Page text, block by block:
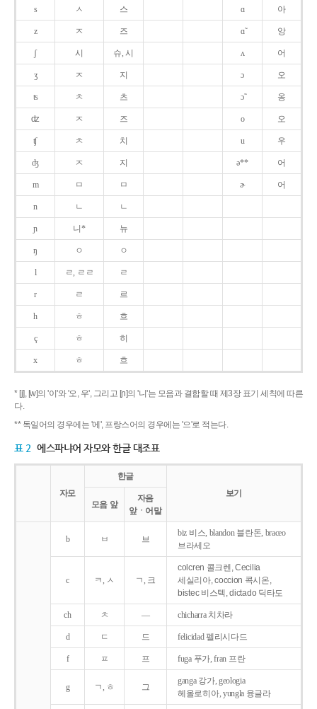
s ㅅ 스 ɑ 아
z ㅈ 즈 ɑ̃ 앙
ʃ 시 슈, 시 ʌ 어
ʒ ㅈ 지 ɔ 오
ʦ ㅊ 츠 ɔ̃ 옹
ʣ ㅈ 즈 o 오
ʧ ㅊ 치 u 우
ʤ ㅈ 지 ə** 어
m ㅁ ㅁ ɚ 어
n ㄴ ㄴ
ɲ 니* 뉴
ŋ ㅇ ㅇ
l ㄹ, ㄹㄹ ㄹ
r ㄹ 르
h ㅎ 흐
ç ㅎ 히
x ㅎ 흐
* [j], [w]의 '이'와 '오, 우', 그리고 [ɲ]의 '니'는 모음과 결합할 때 제3장 표기 세칙에 따른
다.
** 독일어의 경우에는 '에', 프랑스어의 경우에는 '으'로 적는다.
표 2 에스파냐어 자모와 한글 대조표
자모
한글
보기
모음 앞
자음
앞ㆍ어말
b ㅂ 브
biz 비스, blandon 블란돈, braceo
브라세오
c ㅋ, ㅅ ㄱ, 크
colcren 콜크렌, Cecilia
세실리아, coccion 콕시온,
bistec 비스텍, dictado 딕타도
ch ㅊ ― chicharra 치차라
d ㄷ 드 felicidad 펠리시다드
f ㅍ 프 fuga 푸가, fran 프란
g ㄱ, ㅎ 그
ganga 강가, geologia
헤올로히아, yungla 융글라